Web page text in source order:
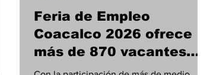
Feria de Empleo
Coacalco 2026 ofrece
más de 870 vacantes
con salarios de hasta 25